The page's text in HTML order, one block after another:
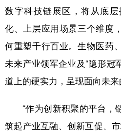
数字科技链展区，将从底
化、上层应用场景三个维度
何重塑千行百业。生物医药
未来产业领军企业及“隐形冠
道上的硬实力，呈现面向未来
“作为创新积聚的平台，
筑起产业互融、创新互促、